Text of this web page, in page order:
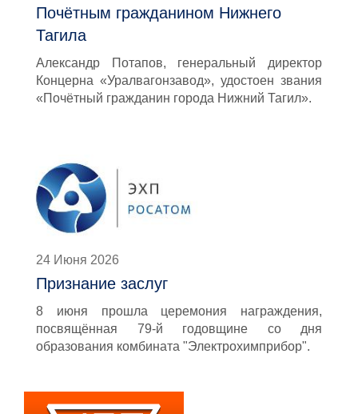
Почётным гражданином Нижнего
Тагила
Александр Потапов, генеральный директор
Концерна «Уралвагонзавод», удостоен звания
«Почётный гражданин города Нижний Тагил».
24 Июня 2026
Признание заслуг
8 июня прошла церемония награждения,
посвящённая 79-й годовщине со дня
образования комбината "Электрохимприбор".